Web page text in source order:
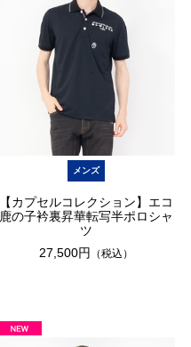
メンズ
【カプセルコレクション】エコ
鹿の子衿裏昇華転写半ポロシャ
ツ
27,500円
（税込）